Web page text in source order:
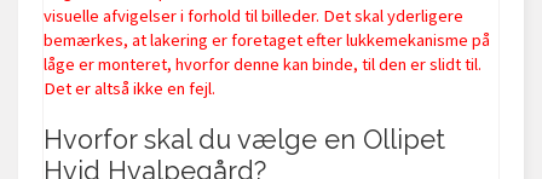
visuelle afvigelser i forhold til billeder. Det skal yderligere
bemærkes, at lakering er foretaget efter lukkemekanisme på
låge er monteret, hvorfor denne kan binde, til den er slidt til.
Det er altså ikke en fejl.
Hvorfor skal du vælge en Ollipet
Hvid Hvalpegård?